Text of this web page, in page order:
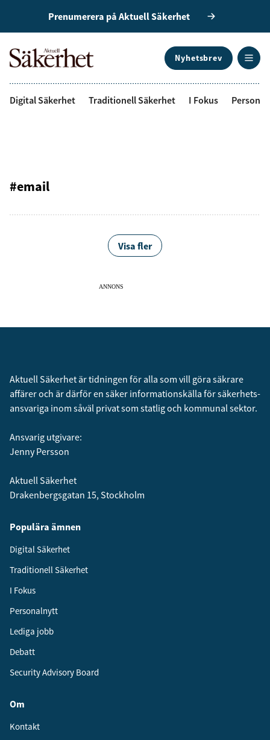
Prenumerera på Aktuell Säkerhet
Nyhetsbrev
Digital Säkerhet Traditionell Säkerhet I Fokus
#email
Visa fler
ANNONS
Aktuell Säkerhet är tidningen för alla som vill göra säkrare
affärer och är därför en säker informationskälla för säkerhets­
ansvariga inom såväl privat som statlig och kommunal sektor.
Ansvarig utgivare:
Jenny Persson
Aktuell Säkerhet
Drakenbergsgatan 15, Stockholm
Populära ämnen
Digital Säkerhet
Traditionell Säkerhet
I Fokus
Personalnytt
Lediga jobb
Debatt
Security Advisory Board
Om
Kontakt